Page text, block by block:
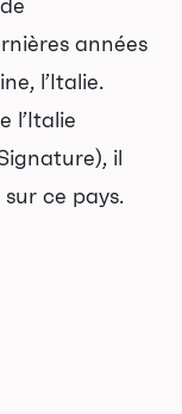
années
l’Italie.
l’Italie
il
ce pays.